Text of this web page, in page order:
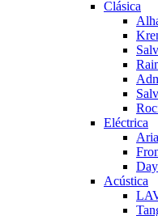
Clásica
Eléctrica
Acústica